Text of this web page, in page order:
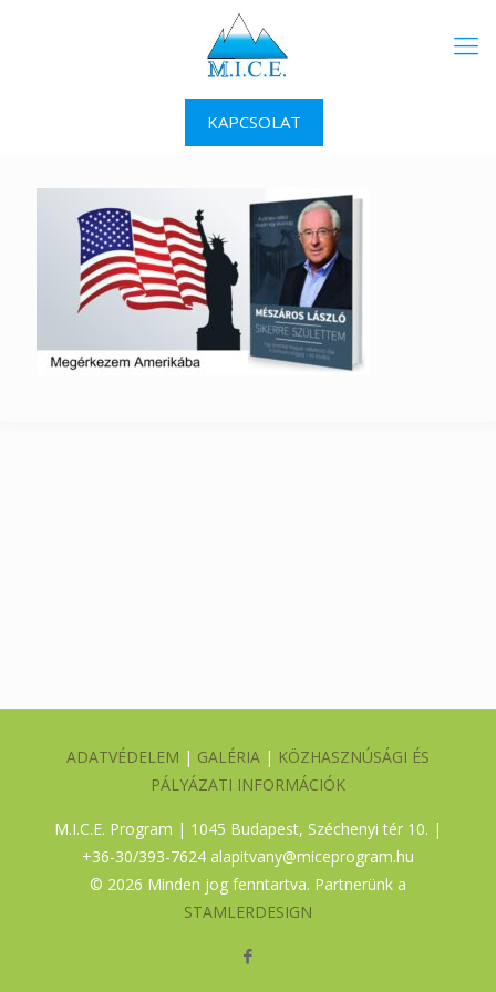
KAPCSOLAT
ADATVÉDELEM | GALÉRIA | KÖZHASZNÚSÁGI ÉS
PÁLYÁZATI INFORMÁCIÓK
M.I.C.E. Program | 1045 Budapest, Széchenyi tér 10. |
+36-30/393-7624 alapitvany@miceprogram.hu
© 2026 Minden jog fenntartva. Partnerünk a
STAMLERDESIGN